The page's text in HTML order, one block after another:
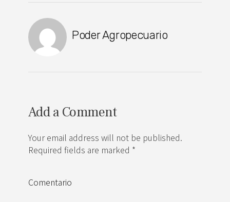
Poder Agropecuario
Add a Comment
Your email address will not be published.
Required fields are marked *
Comentario